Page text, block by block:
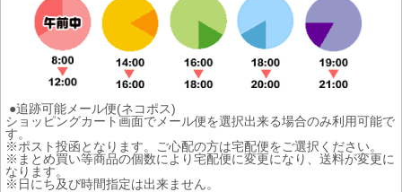
●追跡可能メール便(ネコポス)
ショッピングカート画面でメール便を選択出来る場合のみ利用可能で
す。
※ポスト投函となります。ご心配の方は宅配便をご選択ください。
※まとめ買い等商品の個数により宅配便に変更になり、送料が変更に
なります。
※日にち及び時間指定は出来ません。